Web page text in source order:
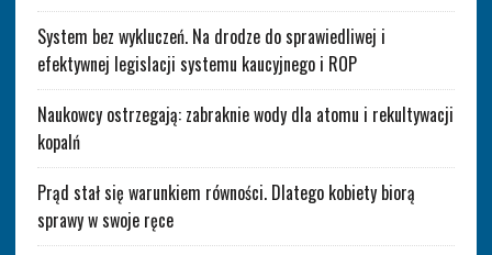
System bez wykluczeń. Na drodze do sprawiedliwej i
efektywnej legislacji systemu kaucyjnego i ROP
Naukowcy ostrzegają: zabraknie wody dla atomu i rekultywacji
kopalń
Prąd stał się warunkiem równości. Dlatego kobiety biorą
sprawy w swoje ręce